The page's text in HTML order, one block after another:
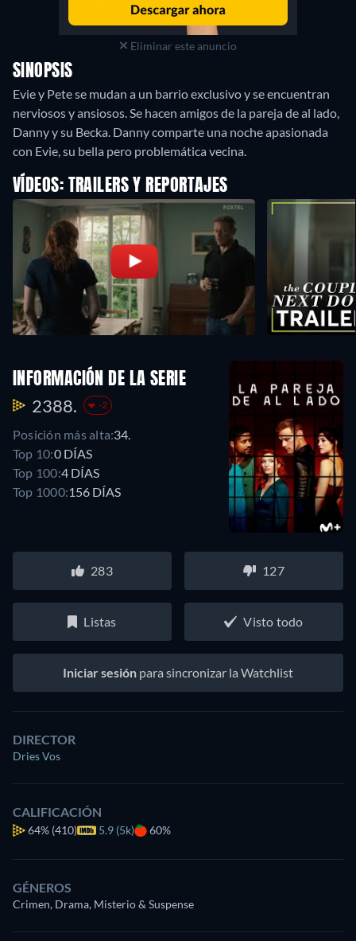
Eliminar este anuncio
SINOPSIS
Evie y Pete se mudan a un barrio exclusivo y se encuentran
nerviosos y ansiosos. Se hacen amigos de la pareja de al lado,
Danny y su Becka. Danny comparte una noche apasionada
con Evie, su bella pero problemática vecina.
VÍDEOS: TRAILERS Y REPORTAJES
INFORMACIÓN DE LA SERIE
2388. -2
Posición más alta:34.
Top 10:0 DÍAS
Top 100:4 DÍAS
Top 1000:156 DÍAS
283 127
Listas Visto todo
Iniciar sesión para sincronizar la Watchlist
DIRECTOR
Dries Vos
CALIFICACIÓN
64% (410) 5.9 (5k) 60%
GÉNEROS
Crimen, Drama, Misterio & Suspense